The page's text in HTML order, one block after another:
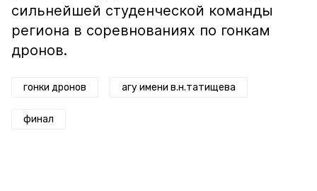
сильнейшей студенческой команды
региона в соревнованиях по гонкам
дронов.
гонки дронов агу имени в.н.татищева
финал